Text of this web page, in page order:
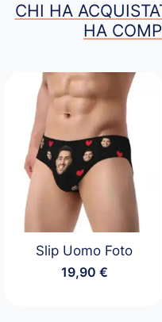
CHI HA
HA
Slip Uomo Foto
19,90 €